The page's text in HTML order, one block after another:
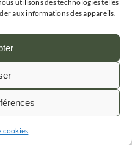
utilisons des technologies telles
aux informations des appareils.
cookies
JULES
site